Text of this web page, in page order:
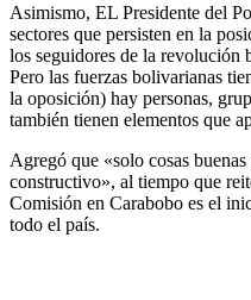
Asimismo, EL Presidente del
sectores que persisten en la
los seguidores de la revolución
Pero las fuerzas bolivarianas
la oposición) hay personas,
también tienen elementos que
Agregó que «solo cosas
constructivo», al tiempo que
Comisión en Carabobo es el
todo el país.